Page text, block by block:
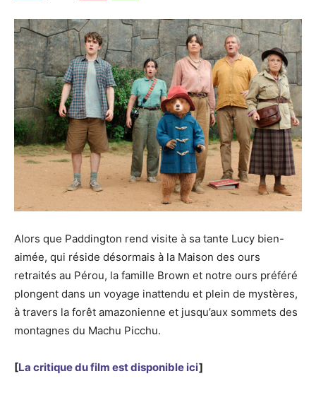
Alors que Paddington rend visite à sa tante Lucy bien-
aimée, qui réside désormais à la Maison des ours
retraités au Pérou, la famille Brown et notre ours préféré
plongent dans un voyage inattendu et plein de mystères,
à travers la forêt amazonienne et jusqu’aux sommets des
montagnes du Machu Picchu.
[La critique du film est disponible ici]